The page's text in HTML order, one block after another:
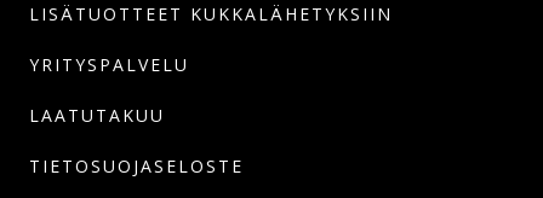
LISÄTUOTTEET KUKKALÄHETYKSIIN
YRITYSPALVELU
LAATUTAKUU
TIETOSUOJASELOSTE